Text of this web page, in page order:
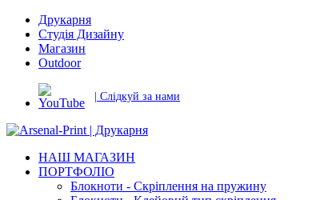
Друкарня
Студія Дизайну
Магазин
Outdoor
| Слідкуй за нами
НАШ МАГАЗИН
ПОРТФОЛІО
Блокноти - Скріплення на пружину